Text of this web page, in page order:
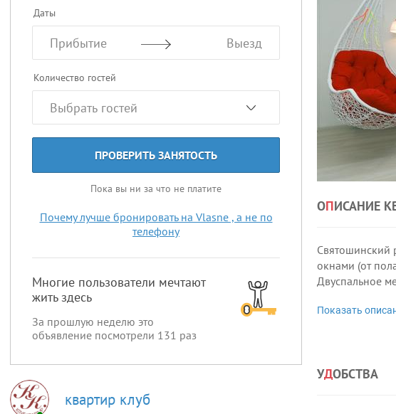
Даты
Прибытие Выезд
Количество гостей
ПРОВЕРИТЬ ЗАНЯТОСТЬ
Пока вы ни за что не платите
Почему лучше бронировать на Vlasne , а не по
телефону
Многие пользователи мечтают
жить здесь
За прошлую неделю это
объявление посмотрели 131 раз
квартир клуб
ОПИСАНИЕ
Святошинский
окнами (от
Двуспальное
УДОБСТВА